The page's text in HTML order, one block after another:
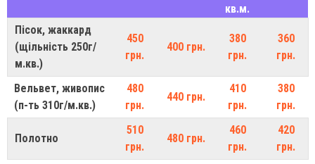
кв.м.
Пісок, жаккард
(щільність 250г/
м.кв.)
450
грн.
400 грн.
380
грн.
360
грн.
Вельвет, живопис
(п-ть 310г/м.кв.)
480
грн.
440 грн.
410
грн.
380
грн.
Полотно
510
грн.
480 грн.
460
грн.
420
грн.